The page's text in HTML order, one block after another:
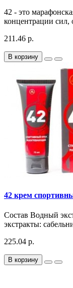
42 - это
концентрации сил,
211.46 р.
В корзину
42 крем
Состав Водный
экстракты:
225.04 р.
В корзину